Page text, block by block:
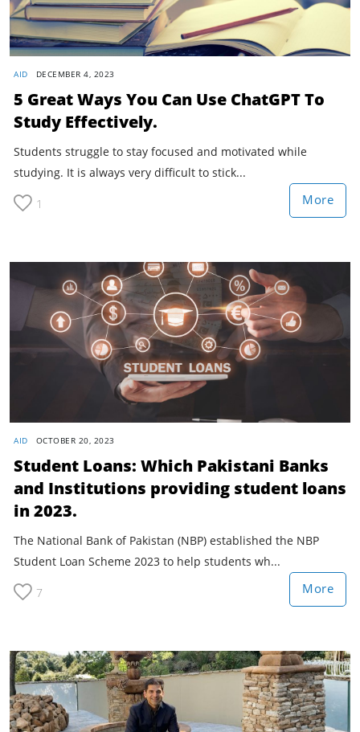
AID DECEMBER 4, 2023
5 Great Ways You Can Use ChatGPT To
Study Effectively.
Students struggle to stay focused and motivated while
studying. It is always very difficult to stick...
1 More
AID OCTOBER 20, 2023
Student Loans: Which Pakistani Banks
and Institutions providing student loans
in 2023.
The National Bank of Pakistan (NBP) established the NBP
Student Loan Scheme 2023 to help students wh...
7 More